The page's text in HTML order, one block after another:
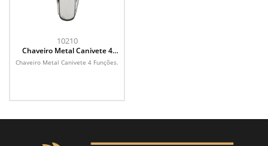
10210
Chaveiro Metal Canivete 4
Funções
Chaveiro Metal Canivete 4 Funções.